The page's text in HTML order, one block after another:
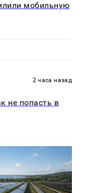
мобильную
2 часа назад
не попасть в